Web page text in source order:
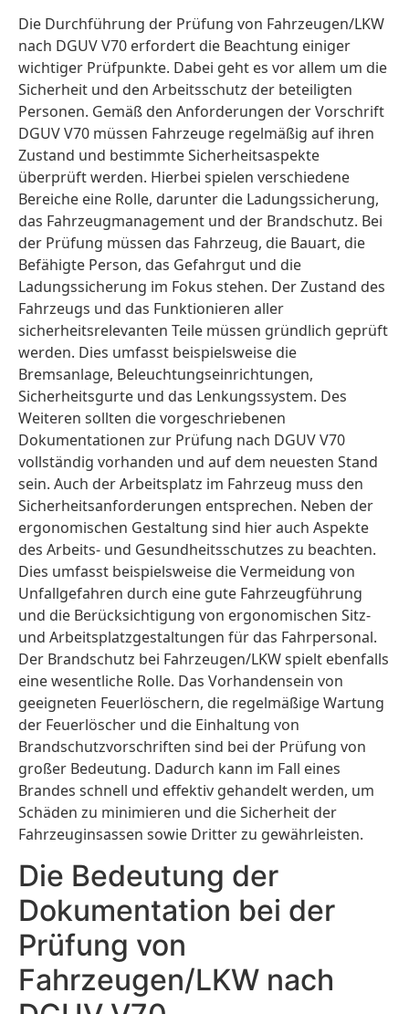
Die Durchführung der Prüfung von Fahrzeugen/LKW
nach DGUV V70 erfordert die Beachtung einiger
wichtiger Prüfpunkte. Dabei geht es vor allem um die
Sicherheit und den Arbeitsschutz der beteiligten
Personen. Gemäß den Anforderungen der Vorschrift
DGUV V70 müssen Fahrzeuge regelmäßig auf ihren
Zustand und bestimmte Sicherheitsaspekte
überprüft werden. Hierbei spielen verschiedene
Bereiche eine Rolle, darunter die Ladungssicherung,
das Fahrzeugmanagement und der Brandschutz. Bei
der Prüfung müssen das Fahrzeug, die Bauart, die
Befähigte Person, das Gefahrgut und die
Ladungssicherung im Fokus stehen. Der Zustand des
Fahrzeugs und das Funktionieren aller
sicherheitsrelevanten Teile müssen gründlich geprüft
werden. Dies umfasst beispielsweise die
Bremsanlage, Beleuchtungseinrichtungen,
Sicherheitsgurte und das Lenkungssystem. Des
Weiteren sollten die vorgeschriebenen
Dokumentationen zur Prüfung nach DGUV V70
vollständig vorhanden und auf dem neuesten Stand
sein. Auch der Arbeitsplatz im Fahrzeug muss den
Sicherheitsanforderungen entsprechen. Neben der
ergonomischen Gestaltung sind hier auch Aspekte
des Arbeits- und Gesundheitsschutzes zu beachten.
Dies umfasst beispielsweise die Vermeidung von
Unfallgefahren durch eine gute Fahrzeugführung
und die Berücksichtigung von ergonomischen Sitz-
und Arbeitsplatzgestaltungen für das Fahrpersonal.
Der Brandschutz bei Fahrzeugen/LKW spielt ebenfalls
eine wesentliche Rolle. Das Vorhandensein von
geeigneten Feuerlöschern, die regelmäßige Wartung
der Feuerlöscher und die Einhaltung von
Brandschutzvorschriften sind bei der Prüfung von
großer Bedeutung. Dadurch kann im Fall eines
Brandes schnell und effektiv gehandelt werden, um
Schäden zu minimieren und die Sicherheit der
Fahrzeuginsassen sowie Dritter zu gewährleisten.
Die Bedeutung der
Dokumentation bei der
Prüfung von
Fahrzeugen/LKW nach